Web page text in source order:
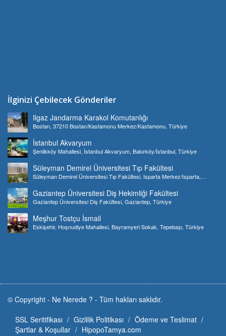
İlginizi Çebilecek Gönderiler
Ilgaz Jandarma Karakol Komutanlığı
Bostan, 37210 Bostan/Kastamonu Merkez/Kastamonu, Türkiye
İstanbul Akvaryum
Şenlikköy Mahallesi, İstanbul Akvaryum, Bakırköy/İstanbul, Türkiye
Süleyman Demirel Üniversitesi Tıp Fakültesi
Süleyman Demirel Üniversitesi Tıp Fakültesi, Isparta Merkez/Isparta,
Gaziantep Üniversitesi Diş Hekimliği Fakültesi
Gaziantep Üniversitesi Diş Fakültesi, Gaziantep, Türkiye
Meşhur Tostçu İsmail
Eskişehir, Hoşnudiye Mahallesi, Bayramyeri Sokak, Tepebaşı, Türkiye
© Copyright - Ne Nerede ? - Tüm hakları saklıdır.
SSL Seritifikası
Gizlilik Politikası
Ödeme ve Teslimat
Şartlar & Koşullar
HipopoTamya.com